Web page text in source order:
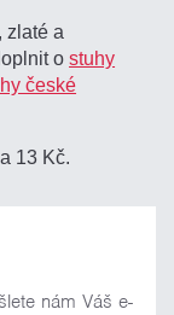
zlaté a
ostuhy
české
13 Kč.
nám Váš e-